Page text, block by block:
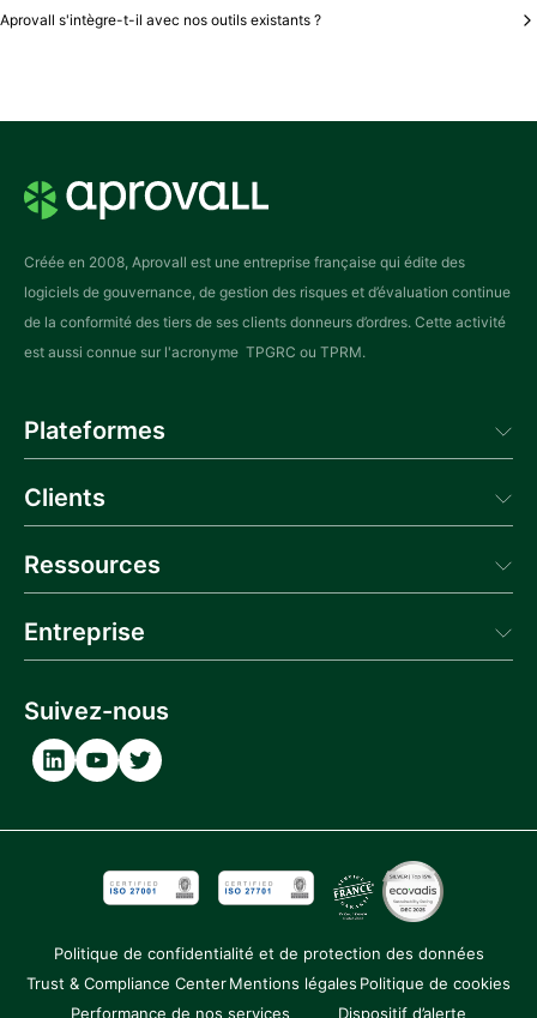
premiers mois. Le ROI complet (9 jours économisés/mois) est atteint sous 6
mois grâce à l’adoption du portail fournisseur par 80% des tiers.
Aprovall s'intègre-t-il avec nos outils existants ?
Créée en 2008, Aprovall est une entreprise française qui édite des
logiciels de gouvernance, de gestion des risques et d’évaluation continue
de la conformité des tiers de ses clients donneurs d’ordres. Cette activité
est aussi connue sur l'acronyme TPGRC ou TPRM.
Plateformes
Aprovall Portal
Clients
Ressources
Actualités
Glossaire
Entreprise
Contactez-nous
Carrière
Partenaires
Suivez-nous
Politique de confidentialité et de protection des données
Trust & Compliance CenterMentions légales Politique de cookies
Performance de nos services
Dispositif d’alerte